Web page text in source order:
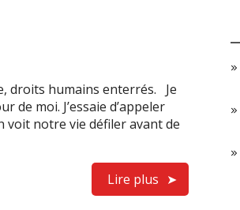
droits humains enterrés. Je
moi. J’essaie d’appeler
voit notre vie défiler avant de
Lire plus